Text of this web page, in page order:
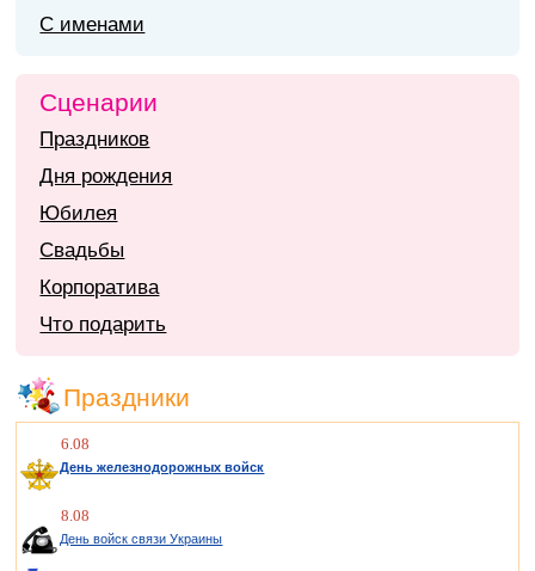
С именами
Сценарии
Праздников
Дня рождения
Юбилея
Свадьбы
Корпоратива
Что подарить
Праздники
6.08
День железнодорожных войск
8.08
День войск связи Украины